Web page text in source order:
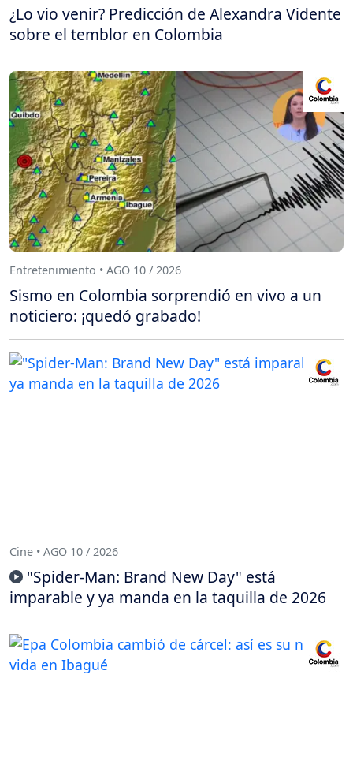
¿Lo vio venir? Predicción de Alexandra Vidente
sobre el temblor en Colombia
Entretenimiento • AGO 10 / 2026
Sismo en Colombia sorprendió en vivo a un
noticiero: ¡quedó grabado!
Cine • AGO 10 / 2026
"Spider-Man: Brand New Day" está
imparable y ya manda en la taquilla de 2026